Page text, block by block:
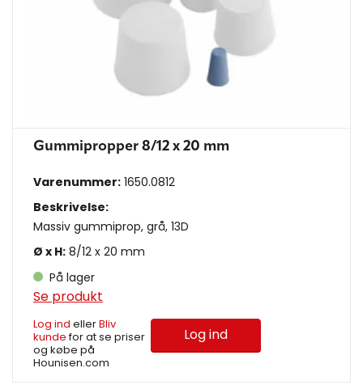
Gummipropper 8/12 x 20 mm
Varenummer: 1650.0812
Beskrivelse:
Massiv gummiprop, grå, 13D
Ø x H: 8/12 x 20 mm
På lager
Se produkt
Log ind ellerBliv
kundefor at se priser
og købe på
Hounisen.com
Log ind